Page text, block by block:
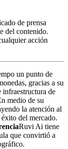
de prensa
del contenido.
acción
un punto de
gracias a su
infraestructura de
medio de su
la atención al
del mercado.
Ruvi Ai tiene
que convirtió a